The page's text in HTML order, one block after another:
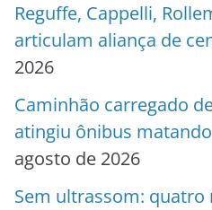
Reguffe, Cappelli,
articulam aliança de
2026
Caminhão carregado
atingiu ônibus
agosto de 2026
Sem ultrassom: quatro